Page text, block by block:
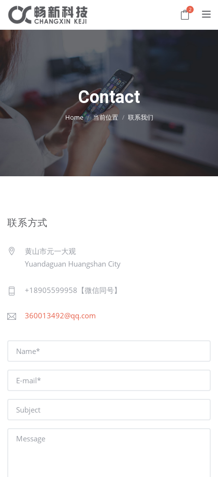
2
Contact
Home 当前位置 联系我们
联系方式
黄山市元一大观
Yuandaguan Huangshan City
+18905599958【微信同号】
360013492@qq.com